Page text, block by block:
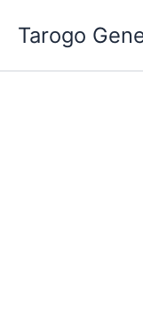
要
Tarogo